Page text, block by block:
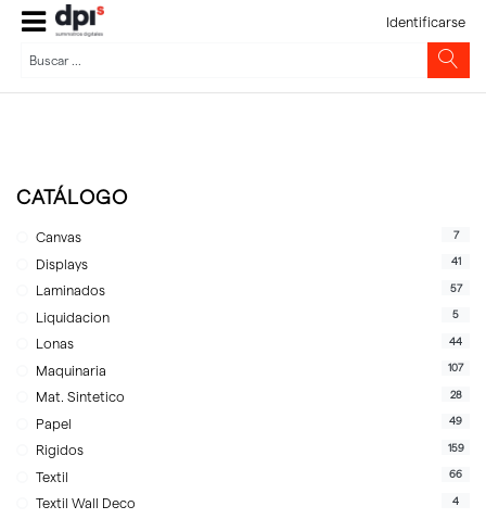
Identificarse
CATÁLOGO
Canvas 7
Displays 41
Laminados 57
Liquidacion 5
Lonas 44
Maquinaria 107
Mat. Sintetico 28
Papel 49
Rigidos 159
Textil 66
Textil Wall Deco 4